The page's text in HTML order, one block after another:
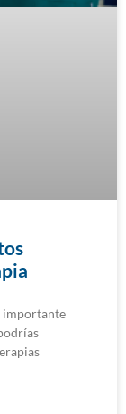
importante